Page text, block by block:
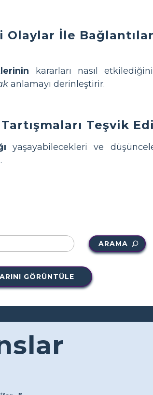
İle
kararları nasıl
anlamayı derinleştirir.
Teşvik
yaşayabilecekleri ve
ARAMA
GÖRÜNTÜLE